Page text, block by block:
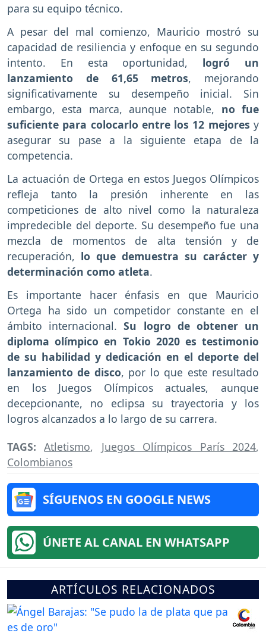
para su equipo técnico.
A pesar del mal comienzo, Mauricio mostró su
capacidad de resiliencia y enfoque en su segundo
intento. En esta oportunidad, logró un
lanzamiento de 61,65 metros, mejorando
significativamente su desempeño inicial. Sin
embargo, esta marca, aunque notable, no fue
suficiente para colocarlo entre los 12 mejores y
asegurar su pase a la siguiente etapa de la
competencia.
La actuación de Ortega en estos Juegos Olímpicos
refleja tanto la presión inherente en las
competiciones de alto nivel como la naturaleza
impredecible del deporte. Su desempeño fue una
mezcla de momentos de alta tensión y de
recuperación, lo que demuestra su carácter y
determinación como atleta.
Es importante hacer énfasis en que Mauricio
Ortega ha sido un competidor constante en el
ámbito internacional.Su logro de obtener un
diploma olímpico en Tokio 2020 es testimonio
de su habilidad y dedicación en el deporte del
lanzamiento de disco, por lo que este resultado
en los Juegos Olímpicos actuales, aunque
decepcionante, no eclipsa su trayectoria y los
logros alcanzados a lo largo de su carrera.
TAGS:Atletismo, Juegos Olímpicos París 2024,
Colombianos
SÍGUENOS EN GOOGLE NEWS
ÚNETE AL CANAL EN WHATSAPP
ARTÍCULOS RELACIONADOS